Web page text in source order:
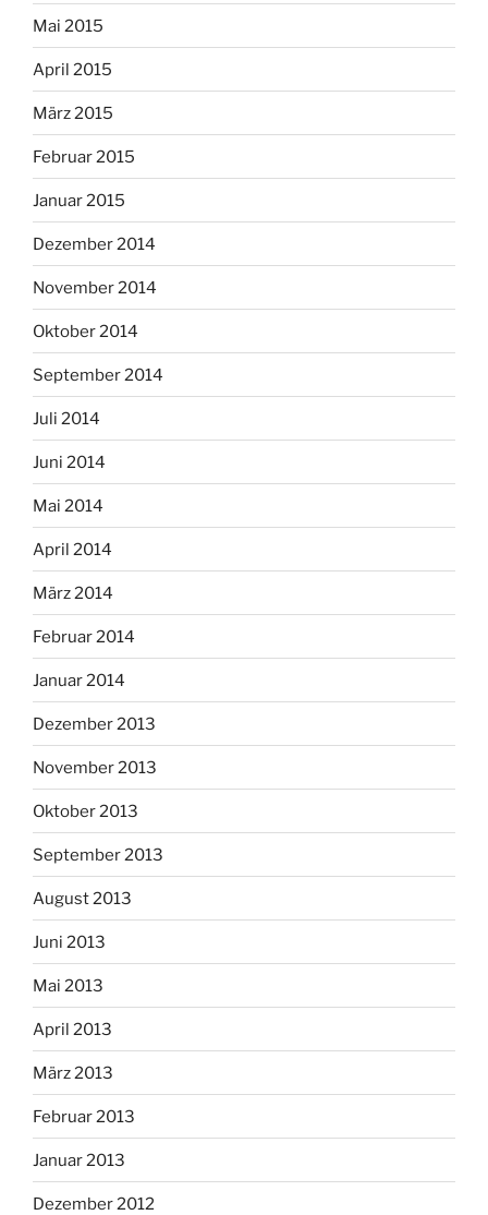
Mai 2015
April 2015
März 2015
Februar 2015
Januar 2015
Dezember 2014
November 2014
Oktober 2014
September 2014
Juli 2014
Juni 2014
Mai 2014
April 2014
März 2014
Februar 2014
Januar 2014
Dezember 2013
November 2013
Oktober 2013
September 2013
August 2013
Juni 2013
Mai 2013
April 2013
März 2013
Februar 2013
Januar 2013
Dezember 2012